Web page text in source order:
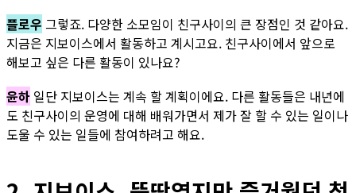
플로우 그렇죠. 다양한 소모임이 친구사이의 큰 장점인 것 같아요.
지금은 지보이스에서 활동하고 계시고요. 친구사이에서 앞으로
해보고 싶은 다른 활동이 있나요?
윤하 일단 지보이스는 계속 할 계획이에요. 다른 활동들은 내년에
도 친구사이의 운영에 대해 배워가면서 제가 잘 할 수 있는 일이나
도울 수 있는 일들에 참여하려고 해요.